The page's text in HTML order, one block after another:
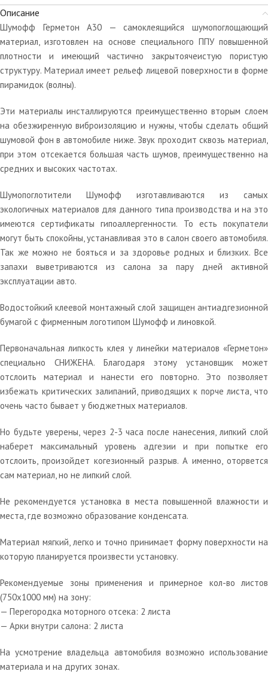
Описание
Шумофф Герметон А30 — самоклеящийся шумопоглощающий
материал, изготовлен на основе специального ППУ повышенной
плотности и имеющий частично закрытоячеистую пористую
структуру. Материал имеет рельеф лицевой поверхности в форме
пирамидок (волны).
Эти материалы инсталлируются преимущественно вторым слоем
на обезжиренную виброизоляцию и нужны, чтобы сделать общий
шумовой фон в автомобиле ниже. Звук проходит сквозь материал,
при этом отсекается большая часть шумов, преимущественно на
средних и высоких частотах.
Шумопоглотители Шумофф изготавливаются из самых
экологичных материалов для данного типа производства и на это
имеются сертификаты гипоаллергенности. То есть покупатели
могут быть спокойны, устанавливая это в салон своего автомобиля.
Так же можно не бояться и за здоровье родных и близких. Все
запахи выветриваются из салона за пару дней активной
эксплуатации авто.
Водостойкий клеевой монтажный слой защищен антиадгезионной
бумагой с фирменным логотипом Шумофф и линовкой.
Первоначальная липкость клея у линейки материалов «Герметон»
специально СНИЖЕНА. Благодаря этому установщик может
отслоить материал и нанести его повторно. Это позволяет
избежать критических залипаний, приводящих к порче листа, что
очень часто бывает у бюджетных материалов.
Но будьте уверены, через 2-3 часа после нанесения, липкий слой
наберет максимальный уровень адгезии и при попытке его
отслоить, произойдет когезионный разрыв. А именно, оторвется
сам материал, но не липкий слой.
Не рекомендуется установка в места повышенной влажности и
места, где возможно образование конденсата.
Материал мягкий, легко и точно принимает форму поверхности на
которую планируется произвести установку.
Рекомендуемые зоны применения и примерное кол-во листов
(750х1000 мм) на зону:
— Перегородка моторного отсека: 2 листа
— Арки внутри салона: 2 листа
На усмотрение владельца автомобиля возможно использование
материала и на других зонах.